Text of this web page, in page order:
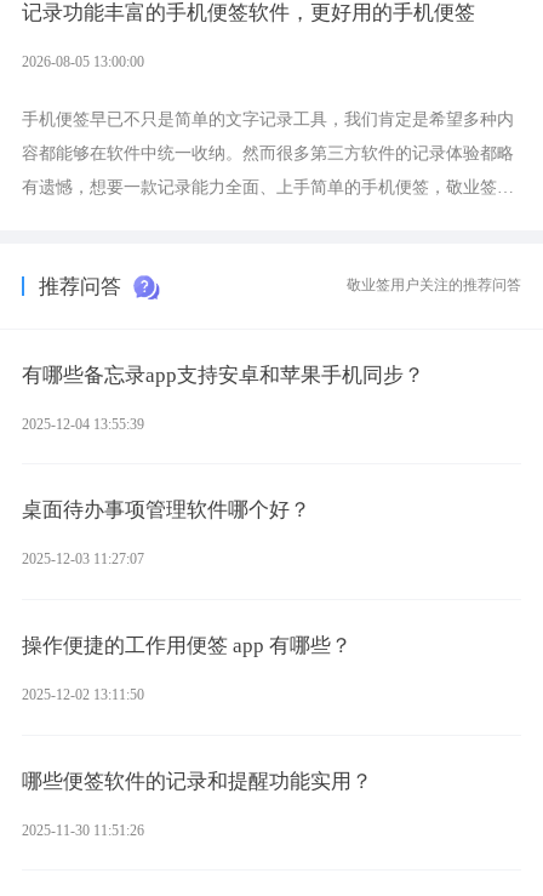
记录功能丰富的手机便签软件，更好用的手机便签
2026-08-05 13:00:00
手机便签早已不只是简单的文字记录工具，我们肯定是希望多种内
容都能够在软件中统一收纳。然而很多第三方软件的记录体验都略
有遗憾，想要一款记录能力全面、上手简单的手机便签，敬业签是
推荐问答 敬业签用户关注的推荐问答
有哪些备忘录app支持安卓和苹果手机同步？
2025-12-04 13:55:39
桌面待办事项管理软件哪个好？
2025-12-03 11:27:07
操作便捷的工作用便签 app 有哪些？
2025-12-02 13:11:50
哪些便签软件的记录和提醒功能实用？
2025-11-30 11:51:26